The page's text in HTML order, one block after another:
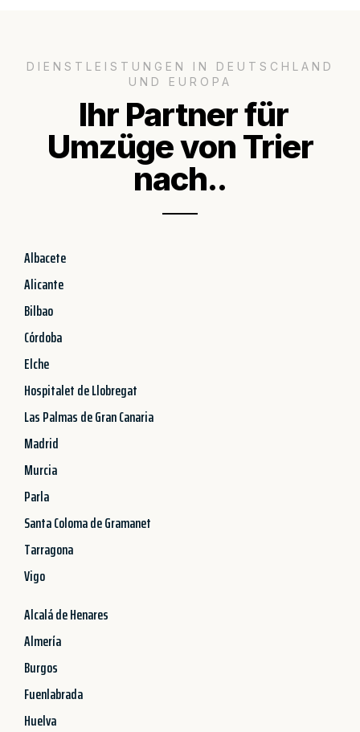
DIENSTLEISTUNGEN IN DEUTSCHLAND
UND EUROPA
Ihr Partner für
Umzüge von Trier
nach..
Albacete
Alicante
Bilbao
Córdoba
Elche
Hospitalet de Llobregat
Las Palmas de Gran Canaria
Madrid
Murcia
Parla
Santa Coloma de Gramanet
Tarragona
Vigo
Alcalá de Henares
Almería
Burgos
Fuenlabrada
Huelva